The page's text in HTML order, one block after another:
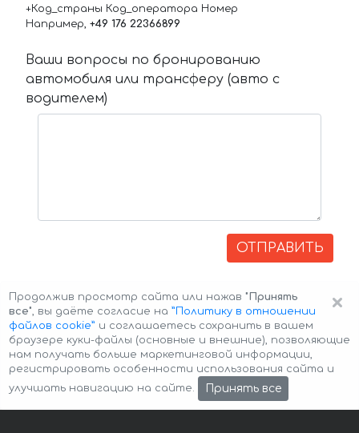
+Код_страны Код_оператора Номер
Например, +49 176 22366899
Ваши вопросы по бронированию
автомобиля или трансферу (авто с
водителем)
ОТПРАВИТЬ
Авторские права © 2026 Авто-Аренда Cookie Policy
×
Продолжив просмотр сайта или нажав "Принять
все", вы даёте согласие на ”Политику в отношении
файлов cookie” и соглашаетесь сохранить в вашем
браузере куки-файлы (основные и внешние), позволяющие
нам получать больше маркетинговой информации,
регистрировать особенности использования сайта и
улучшать навигацию на сайте.
Принять все